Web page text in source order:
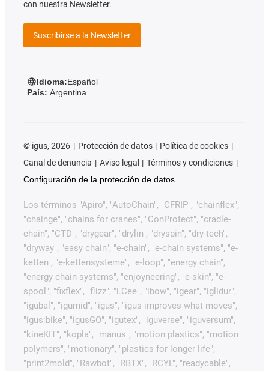
con nuestra Newsletter.
Suscribirse a la Newsletter
Idioma:Español
País: Argentina
© igus, 2026 Protección de datos
Política de cookies
Canal de denuncia
Aviso legal
Términos y condiciones
Configuración de la protección de datos
Los términos "Apiro", "AutoChain", "CFRIP", "chainflex",
"chainge", "chains for cranes", "ConProtect", "cradle-
chain", "CTD", "drygear", "drylin", "dryspin", "dry-tech",
"dryway", "easy chain", "e-chain", "e-chain systems", "e-
ketten", "e-kettensysteme", "e-loop", "energy chain",
"energy chain systems", "enjoyneering", "e-skin", "e-
spool", "fixflex", "flizz", "i.Cee", "ibow", "igear", "iglidur",
"igubal", "igumid", "igus", "igus improves what moves",
"igus:bike", "igusGO", "igutex", "iguverse", "iguversum",
"kineKIT", "kopla", "manus", "motion plastics", "motion
polymers", "motionary", "plastics for longer life",
"print2mold", "Rawbot", "RBTX", "RCYL", "readycable",